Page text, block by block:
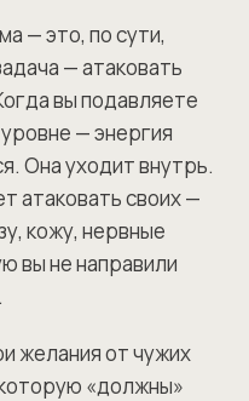
— это, по сути,
— атаковать
вы подавляете
— энергия
Она уходит внутрь.
атаковать своих —
кожу, нервные
вы не направили
желания от чужих
«должны»